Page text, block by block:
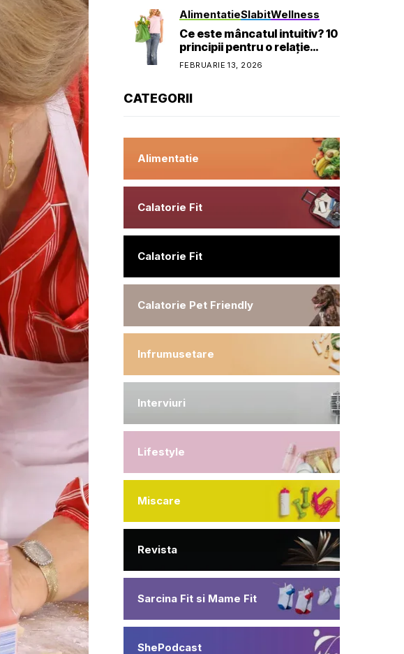
AlimentatieSlabitWellness
Ce este mâncatul intuitiv? 10
principii pentru o relație
sănătoasă cu mâncarea
FEBRUARIE 13, 2026
CATEGORII
Alimentatie
Calatorie Fit
Calatorie Fit
Calatorie Pet Friendly
Infrumusetare
Interviuri
Lifestyle
Miscare
Revista
Sarcina Fit si Mame Fit
ShePodcast